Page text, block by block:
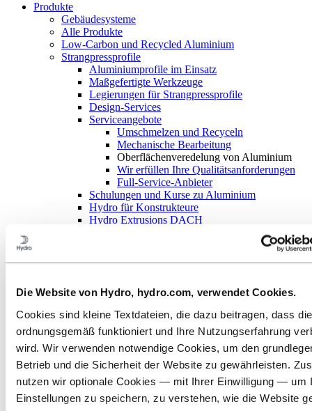
Die Website von Hydro, hydro.com, verwendet Cookies.
Cookies sind kleine Textdateien, die dazu beitragen, dass
ordnungsgemäß funktioniert und Ihre Nutzungserfahrung
wird. Wir verwenden notwendige Cookies, um den
Betrieb und die Sicherheit der Website zu gewährleisten.
nutzen wir optionale Cookies — mit Ihrer Einwilligung — um
Einstellungen zu speichern, zu verstehen, wie die Website
Produkte
Gebäudesysteme
Alle Produkte
Low-Carbon und Recycled Aluminium
Strangpressprofile
Aluminiumprofile im Einsatz
Maßgefertigte Werkzeuge
Legierungen für Strangpressprofile
Design-Services
Serviceangebote
Umschmelzen und Recyceln
Mechanische Bearbeitung
Oberflächenveredelung von Aluminium
Wir erfüllen Ihre Qualitätsanforderungen
Full-Service-Anbieter
Schulungen und Kurse zu Aluminium
Hydro für Konstrukteure
Hydro Extrusions DACH
Bauxit und Aluminiumoxid
Über Aluminium
Innovationen, Forschung und Entwicklung
ALUMINIUM 2026
Aluminium
Produkte
Strangpressprofile
Serviceangebote